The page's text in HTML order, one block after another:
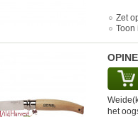
Zet
Toon
het